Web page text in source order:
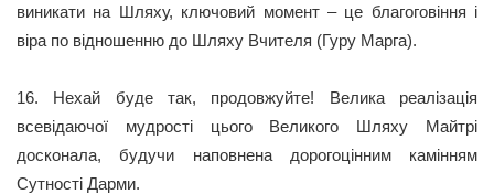
виникати на Шляху, ключовий момент – це благоговіння і
віра по відношенню до Шляху Вчителя (Гуру Марга).
16. Нехай буде так, продовжуйте! Велика реалізація
всевідаючої мудрості цього Великого Шляху Майтрі
досконала, будучи наповнена дорогоцінним камінням
Сутності Дарми.